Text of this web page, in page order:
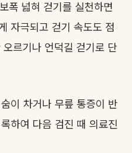
폭 넓혀 걷기를 실천하면
자극되고 걷기 속도도 점
르기나 언덕길 걷기로 단
이 차거나 무릎 통증이 반
하여 다음 검진 때 의료진